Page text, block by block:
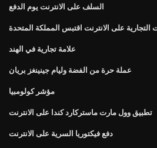
السلف على الانترنت يوم الدفع
التجارية على الانترنت اقتبس المملكة المتحدة
علامة تجارية في الهند
عملة حرة من الفضة وليام جينينغز بريان
مؤشر كولومبيا
تطبيق وول مارت ماستركارد كندا على الانترنت
دفع فيكتوريا السرية على الانترنت